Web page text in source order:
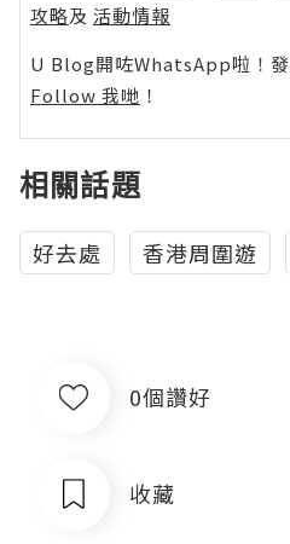
攻略及 活動情報
U Blog開咗WhatsApp啦！發
Follow 我哋 ！
相關話題
好去處 香港周圍遊
0個讚好
收藏